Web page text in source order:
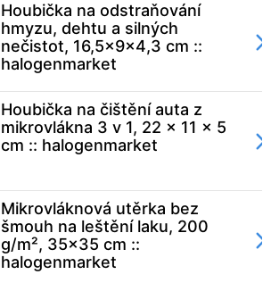
Houbička na odstraňování
hmyzu, dehtu a silných
nečistot, 16,5x9x4,3 cm ::
halogenmarket
Houbička na čištění auta z
mikrovlákna 3 v 1, 22 x 11 x 5
cm :: halogenmarket
Mikrovláknová utěrka bez
šmouh na leštění laku, 200
g/m², 35x35 cm ::
halogenmarket